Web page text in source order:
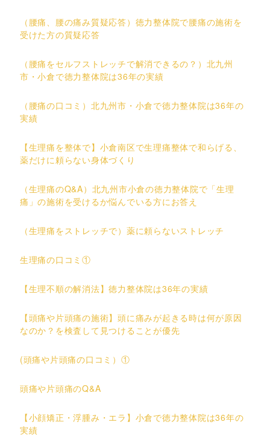
（腰痛、腰の痛み質疑応答）徳力整体院で腰痛の施術を
受けた方の質疑応答
（腰痛をセルフストレッチで解消できるの？）北九州
市・小倉で徳力整体院は36年の実績
（腰痛の口コミ）北九州市・小倉で徳力整体院は36年の
実績
【生理痛を整体で】小倉南区で生理痛整体で和らげる、
薬だけに頼らない身体づくり
（生理痛のQ&A）北九州市小倉の徳力整体院で「生理
痛」の施術を受けるか悩んでいる方にお答え
（生理痛をストレッチで）薬に頼らないストレッチ
生理痛の口コミ①
【生理不順の解消法】徳力整体院は36年の実績
【頭痛や片頭痛の施術】頭に痛みが起きる時は何が原因
なのか？を検査して見つけることが優先
(頭痛や片頭痛の口コミ）①
頭痛や片頭痛のQ&A
【小顔矯正・浮腫み・エラ】小倉で徳力整体院は36年の
実績